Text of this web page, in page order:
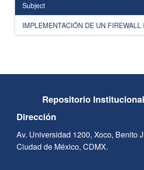
Subject
IMPLEMENTACIÓN DE UN FIREWALL
Repositorio
Dirección
Av. Universidad 1200, Xoco, Benito
Ciudad de México, CDMX.